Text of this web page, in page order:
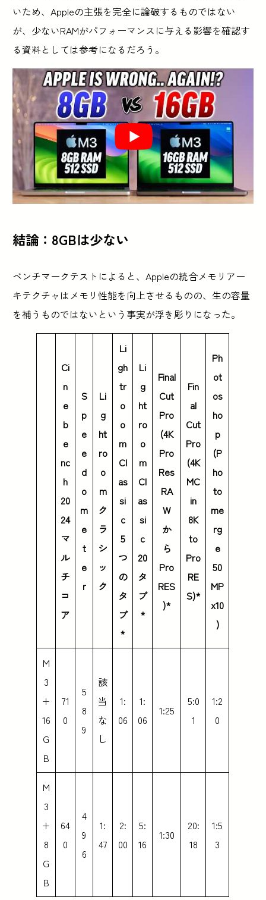
いため、Appleの主張を完全に論破するものではない
が、少ないRAMがパフォーマンスに与える影響を確認す
る資料としては参考になるだろう。
結論：8GBは少ない
ベンチマークテストによると、Appleの統合メモリアー
キテクチャはメモリ性能を向上させるものの、生の容量
を補うものではないという事実が浮き彫りになった。
Ci
n
e
b
e
nc
h
20
24
マ
ル
チ
コ
ア
S
p
e
e
d
o
m
e
t
e
r
Li
g
ht
ro
o
m
ク
ラ
シ
ッ
ク
Li
gh
tr
o
o
m
Cl
as
si
c
5
つ
の
タ
ブ
*
Li
g
ht
ro
o
m
Cl
as
si
c
20
タ
ブ
*
Final
Cut
Pro
(4K
Pro
Res
RA
W
か
ら
Pro
RES
)*
Fin
al
Cut
Pro
(4K
MC
in
8K
to
Pro
RE
S)*
Ph
ot
os
ho
p
(P
ho
to
me
rg
e
50
MP
x10
)
M
3
+
16
G
B
71
0
5
8
9
該
当
な
し
1:
06
1:
06
1:25
5:0
1
1:2
0
M
3
+
8
G
B
64
0
4
9
6
1:
47
2:
00
5:
16
1:30
20:
18
1:5
3